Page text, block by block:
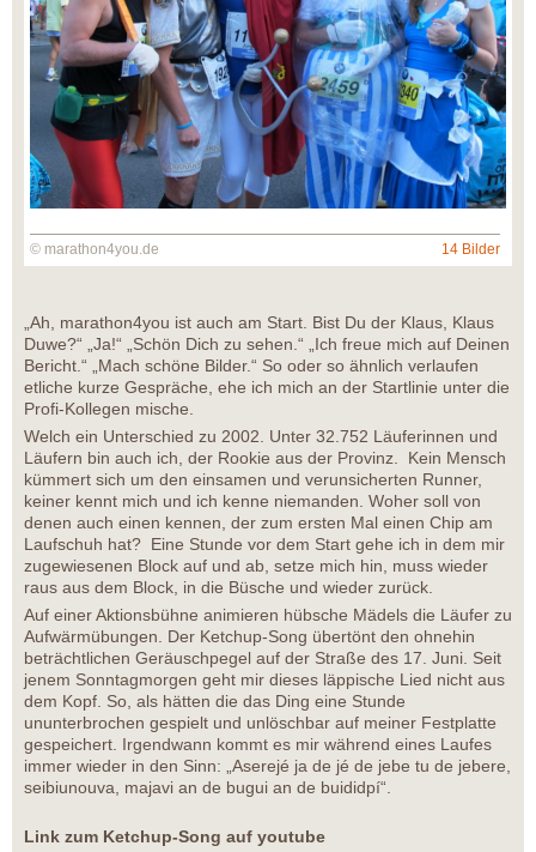
© marathon4you.de 14 Bilder
„Ah, marathon4you ist auch am Start. Bist Du der Klaus, Klaus
Duwe?“ „Ja!“ „Schön Dich zu sehen.“ „Ich freue mich auf Deinen
Bericht.“ „Mach schöne Bilder.“ So oder so ähnlich verlaufen
etliche kurze Gespräche, ehe ich mich an der Startlinie unter die
Profi-Kollegen mische.
Welch ein Unterschied zu 2002. Unter 32.752 Läuferinnen und
Läufern bin auch ich, der Rookie aus der Provinz. Kein Mensch
kümmert sich um den einsamen und verunsicherten Runner,
keiner kennt mich und ich kenne niemanden. Woher soll von
denen auch einen kennen, der zum ersten Mal einen Chip am
Laufschuh hat? Eine Stunde vor dem Start gehe ich in dem mir
zugewiesenen Block auf und ab, setze mich hin, muss wieder
raus aus dem Block, in die Büsche und wieder zurück.
Auf einer Aktionsbühne animieren hübsche Mädels die Läufer zu
Aufwärmübungen. Der Ketchup-Song übertönt den ohnehin
beträchtlichen Geräuschpegel auf der Straße des 17. Juni. Seit
jenem Sonntagmorgen geht mir dieses läppische Lied nicht aus
dem Kopf. So, als hätten die das Ding eine Stunde
ununterbrochen gespielt und unlöschbar auf meiner Festplatte
gespeichert. Irgendwann kommt es mir während eines Laufes
immer wieder in den Sinn: „Aserejé ja de jé de jebe tu de jebere,
seibiunouva, majavi an de bugui an de buididpí“.
Link zum Ketchup-Song auf youtube